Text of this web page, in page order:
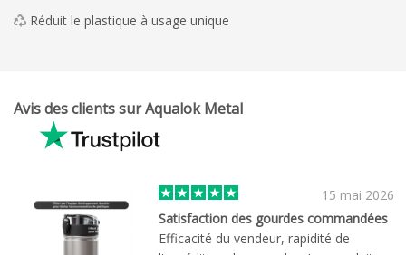
Réduit le plastique à usage unique
Avis des clients sur Aqualok Metal
15 mai 2026
Satisfaction des gourdes commandées
Efficacité du vendeur, rapidité de